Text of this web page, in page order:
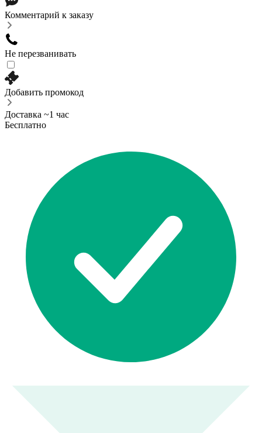
Комментарий к заказу
Не перезванивать
Добавить промокод
Доставка ~1 час
Бесплатно